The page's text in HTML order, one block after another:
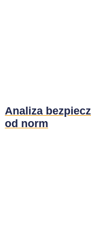
Analiza
od norm